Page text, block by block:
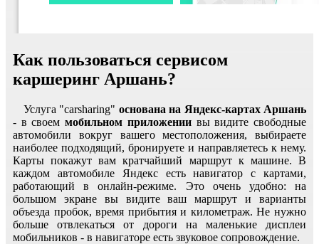
Как пользоваться сервисом
каршеринг Аршань?
Услуга "carsharing" основана на Яндекс-картах Аршань
- в своеммобильном приложениивы видите свободные
автомобили вокруг вашего местоположения, выбираете
наиболее подходящий, бронируете и направляетесь к нему.
Карты покажут вам кратчайший маршрут к машине. В
каждом автомобиле Яндекс есть навигатор с картами,
работающий в онлайн-режиме. Это очень удобно: на
большом экране вы видите ваш маршрут и варианты
объезда пробок, время прибытия и километраж. Не нужно
больше отвлекаться от дороги на маленькие дисплеи
мобильников - в навигаторе есть звуковое сопровождение.